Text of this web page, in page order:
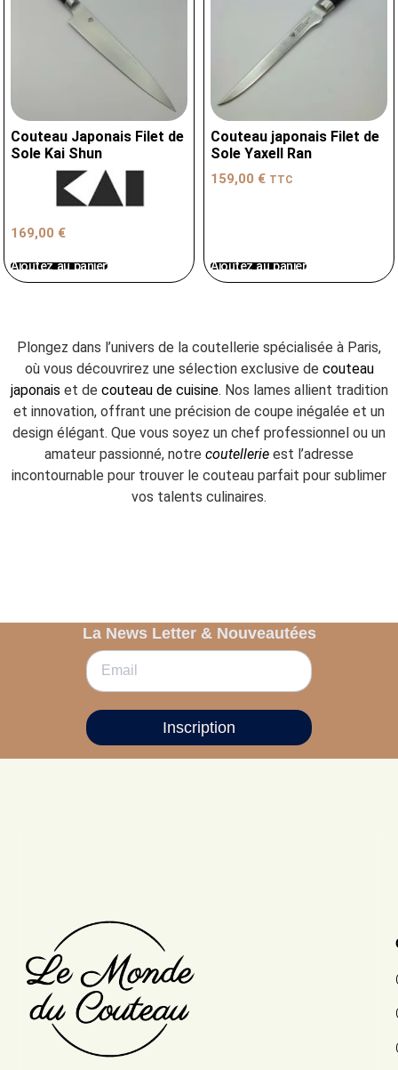
Couteau Japonais Filet de
Sole Kai Shun
169,00 €
Ajoutez au panier
Couteau japonais Filet de
Sole Yaxell Ran
159,00 € TTC
Ajoutez au panier
Plongez dans l’univers de la coutellerie spécialisée à Paris,
où vous découvrirez une sélection exclusive de couteau
japonais et de couteau de cuisine. Nos lames allient tradition
et innovation, offrant une précision de coupe inégalée et un
design élégant. Que vous soyez un chef professionnel ou un
amateur passionné, notre coutellerie est l’adresse
incontournable pour trouver le couteau parfait pour sublimer
vos talents culinaires.
La News Letter & Nouveautées
Inscription